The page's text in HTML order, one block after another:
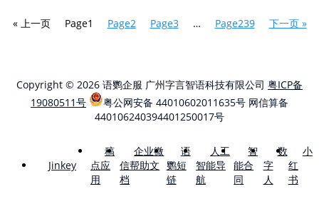
« 上一页 Page1 Page2 Page3 … Page239 下一页 »
Copyright © 2026 语鹦企服 广州字言智语科技有限公司 粤ICP备
19080511号
粤公网安备 44010602011635号 网信算备
440106240394401250017号
Jinkey
稿
点应
用
企业微
信帮助文
档
语
鹦短
链
人工
智能导
航
智
能合
同
数
字
人
小
红
书